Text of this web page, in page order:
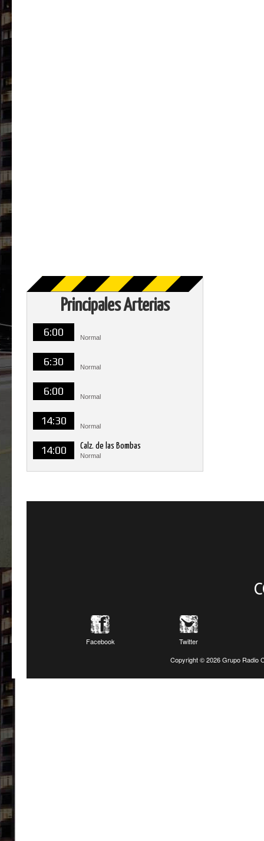
Principales Arterias
6:00 Normal
6:30 Normal
6:00 Normal
14:30 Normal
14:00 Calz. de las Bombas
Normal
Facebook
Twitter
Copyright ©2026 Grupo Radio